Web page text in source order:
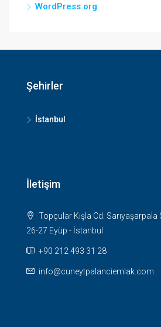
WordPress.org
Şehirler
İstanbul
İletişim
Topçular Kışla Cd. Sarıyaşarpala
26-27 Eyüp - İstanbul
+90 212 493 31 28
info@cuneytpalanciemlak.com